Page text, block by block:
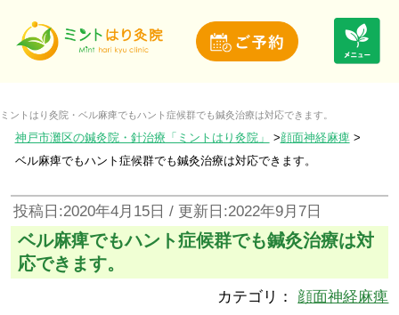
ミントはり灸院・ベル麻痺でもハント症候群でも鍼灸治療は対応できます。
神戸市灘区の鍼灸院・針治療「ミントはり灸院」
顔面神経麻痺
ベル麻痺でもハント症候群でも鍼灸治療は対応できます。
投稿日:2020年4月15日 / 更新日:2022年9月7日
ベル麻痺でもハント症候群でも鍼灸治療は対
応できます。
カテゴリ： 顔面神経麻痺